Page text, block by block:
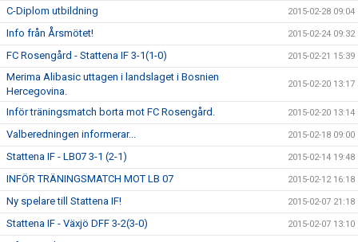
C-Diplom utbildning 2015-02-28 09:04
Info från Årsmötet! 2015-02-24 09:32
FC Rosengård - Stattena IF 3-1(1-0) 2015-02-21 15:39
Merima Alibasic uttagen i landslaget i Bosnien
Hercegovina.
2015-02-20 13:17
Inför träningsmatch borta mot FC Rosengård. 2015-02-20 13:14
Valberedningen informerar... 2015-02-18 09:00
Stattena IF - LB07 3-1 (2-1) 2015-02-14 19:48
INFÖR TRÄNINGSMATCH MOT LB 07 2015-02-12 16:18
Ny spelare till Stattena IF! 2015-02-07 21:18
Stattena IF - Växjö DFF 3-2(3-0) 2015-02-07 13:10